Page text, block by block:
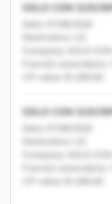
SOLO CON
Date: 07/08/2026
Destination: US
Company: SOLO
Fracción arancelaria:
CIF value: $1,000.00
SOLO CON
Date: 07/08/2026
Destination: US
Company: SOLO
Fracción arancelaria:
CIF value: $1,000.00